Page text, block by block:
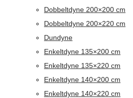
Dobbeltdyne 200×200 cm
Dobbeltdyne 200×220 cm
Dundyne
Enkeltdyne 135×200 cm
Enkeltdyne 135×220 cm
Enkeltdyne 140×200 cm
Enkeltdyne 140×220 cm